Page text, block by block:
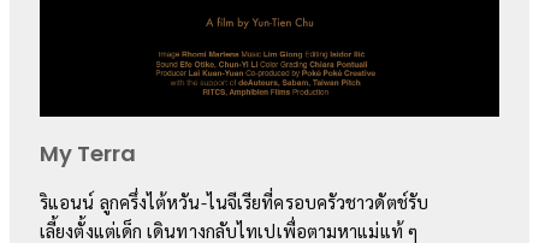
My Terra
ริแอนน์ ลูกครึ่งไต้หวัน-ไนจีเรียที่ครอบครัวชาวดัตช์รับ
เลี้ยงตั้งแต่เด็ก เดินทางกลับไทเปเพื่อตามหาแม่แท้ ๆ